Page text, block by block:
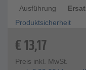
Ausführung
Produktsicherheit
€13,17
Preis inkl. MwSt.